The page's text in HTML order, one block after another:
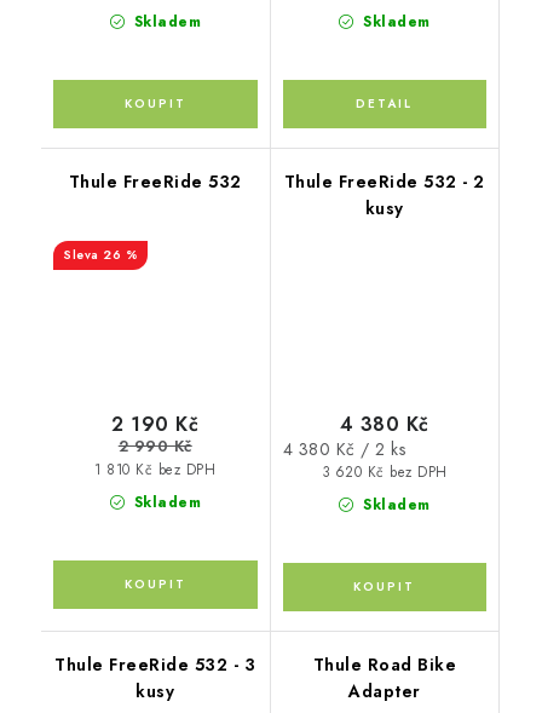
Skladem Skladem
Thule FreeRide 532
26 %
Skladem
1 810 Kč bez DPH
2 190 Kč
2 990 Kč
Thule FreeRide 532 - 2
kusy
Skladem
3 620 Kč bez DPH
4 380 Kč
Měrná
4 380 Kč / 2 ks
Thule FreeRide 532 - 3
kusy
Thule Road Bike
Adapter